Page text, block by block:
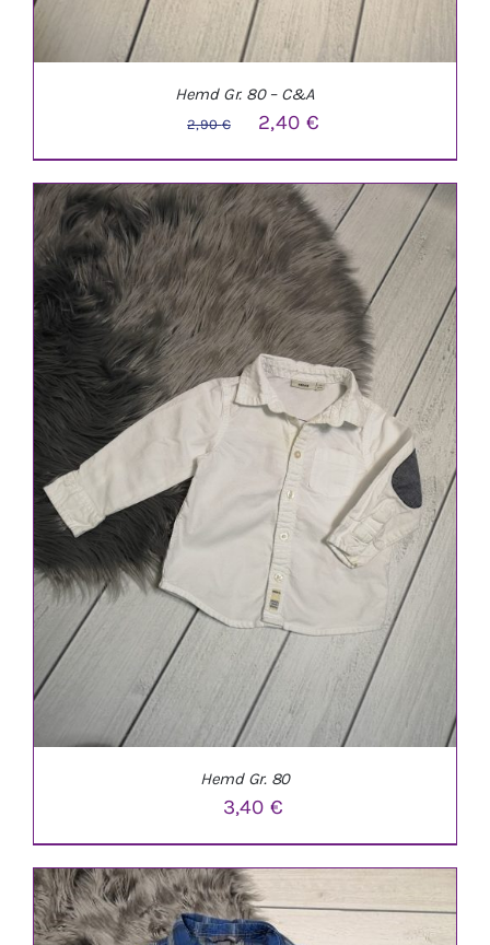
IN DEN WARENKORB / DETAILS
Hemd Gr. 80 – C&A
2,90€
Ursprünglicher
Preis
war:
2,90 €
2,40 €Aktueller
Preis
ist:
2,40 €.
Hemd Gr. 80
3,40€